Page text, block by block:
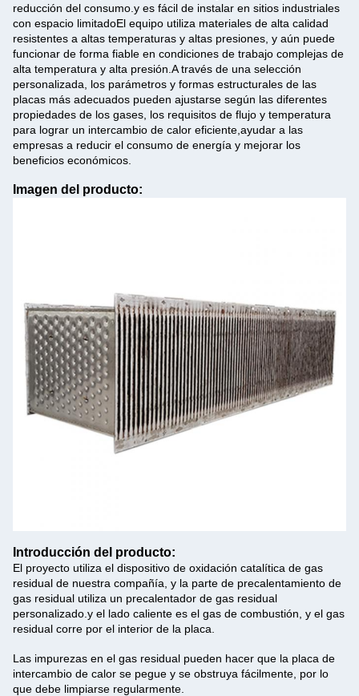
reducción del consumo.y es fácil de instalar en sitios industriales
con espacio limitadoEl equipo utiliza materiales de alta calidad
resistentes a altas temperaturas y altas presiones, y aún puede
funcionar de forma fiable en condiciones de trabajo complejas de
alta temperatura y alta presión.A través de una selección
personalizada, los parámetros y formas estructurales de las
placas más adecuados pueden ajustarse según las diferentes
propiedades de los gases, los requisitos de flujo y temperatura
para lograr un intercambio de calor eficiente,ayudar a las
empresas a reducir el consumo de energía y mejorar los
beneficios económicos.
Imagen del producto:
Introducción del producto:
El proyecto utiliza el dispositivo de oxidación catalítica de gas
residual de nuestra compañía, y la parte de precalentamiento de
gas residual utiliza un precalentador de gas residual
personalizado.y el lado caliente es el gas de combustión, y el gas
residual corre por el interior de la placa.
Las impurezas en el gas residual pueden hacer que la placa de
intercambio de calor se pegue y se obstruya fácilmente, por lo
que debe limpiarse regularmente.